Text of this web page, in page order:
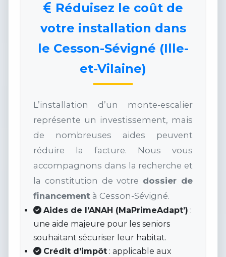
Réduisez le coût de
votre installation dans
le Cesson-Sévigné (Ille-
et-Vilaine)
L’installation d’un monte-escalier
représente un investissement, mais
de nombreuses aides peuvent
réduire la facture. Nous vous
accompagnons dans la recherche et
la constitution de votre dossier de
financement à Cesson-Sévigné.
Aides de l’ANAH (MaPrimeAdapt’) :
une aide majeure pour les seniors
souhaitant sécuriser leur habitat.
Crédit d’impôt : applicable aux